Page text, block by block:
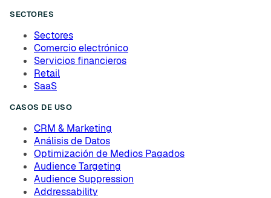
SECTORES
Sectores
Comercio electrónico
Servicios financieros
Retail
SaaS
CASOS DE USO
CRM & Marketing
Análisis de Datos
Optimización de Medios Pagados
Audience Targeting
Audience Suppression
Addressability